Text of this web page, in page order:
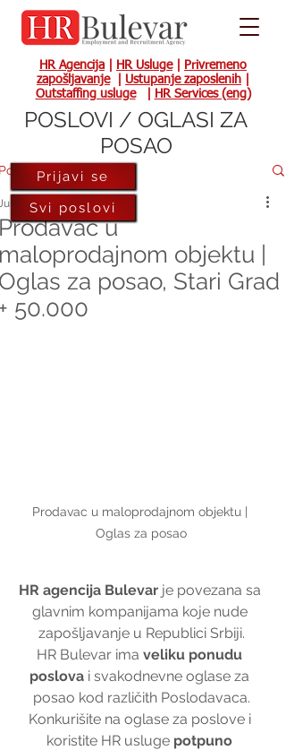
HR Agencija HR Usluge|
Privremeno
zapošljavanje| Ustupanje zaposlenih
Outstaffing usluge| HR Services (eng)
u
objektu |
za posao, Stari Grad
50.000
31, 2023
Prodavac u maloprodajnom objektu |
Oglas za posao
HR agencija Bulevar je povezana sa
glavnim kompanijama koje nude
zapošljavanje u Republici Srbiji.
HR Bulevar ima veliku ponudu
poslova i svakodnevne oglase za
posao kod različith Poslodavaca.
Konkurišite na oglase za poslove i
koristite HR usluge potpuno
Prijavi se
Svi poslovi
POSLOVI / OGLASI ZA
POSAO